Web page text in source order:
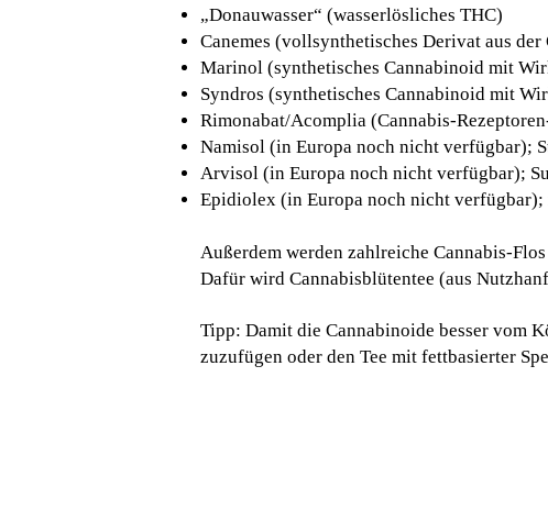
„Donauwasser“ (wasserlösliches THC)
Canemes (vollsynthetisches Derivat aus
Marinol (synthetisches Cannabinoid mit
Syndros (synthetisches Cannabinoid mit
Rimonabat/Acomplia (Cannabis-
Namisol (in Europa noch nicht verfügbar);
Arvisol (in Europa noch nicht verfügbar);
Epidiolex (in Europa noch nicht
Außerdem werden zahlreiche Cannabis-
Dafür wird Cannabisblütentee (aus
Tipp: Damit die Cannabinoide besser vom
zuzufügen oder den Tee mit fettbasierter